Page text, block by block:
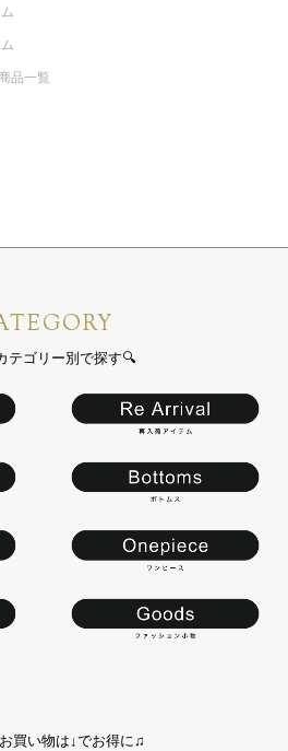
品一覧
テゴリー別で探す🔍
買い物は↓でお得に♫